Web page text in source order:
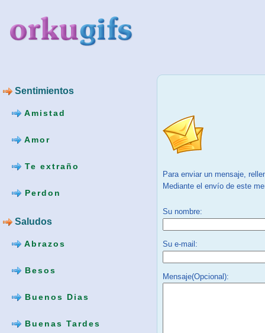
Sentimientos
Amistad
Amor
Te extraño
Perdon
Saludos
Abrazos
Besos
Buenos Dias
Buenas Tardes
Para enviar un mensaje,
Mediante el envío de este
Su nombre:
Su e-mail:
Mensaje(Opcional):